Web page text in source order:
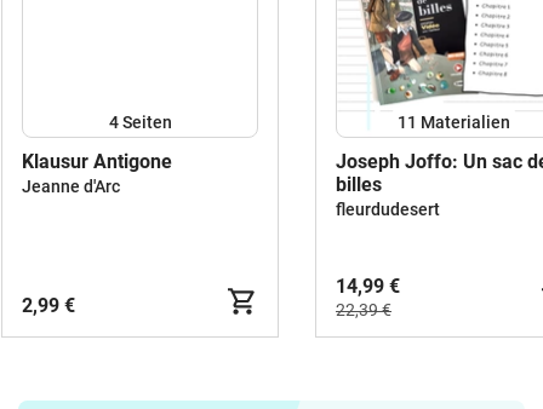
4Seiten
Klausur Antigone
Jeanne d'Arc
2,99 €
11 Materialien
Joseph Joffo: Un sac
billes
fleurdudesert
14,99 €
22,39 €